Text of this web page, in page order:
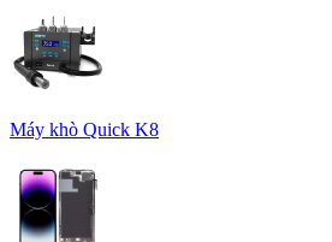
Máy khò Quick K8